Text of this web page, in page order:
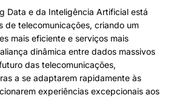
Data e da Inteligência Artificial está
de telecomunicações, criando um
mais eficiente e serviços mais
dinâmica entre dados massivos
das telecomunicações,
a se adaptarem rapidamente às
experiências excepcionais aos